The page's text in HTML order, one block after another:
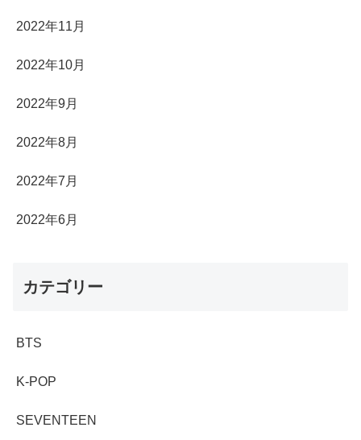
2022年11月
2022年10月
2022年9月
2022年8月
2022年7月
2022年6月
カテゴリー
BTS
K-POP
SEVENTEEN